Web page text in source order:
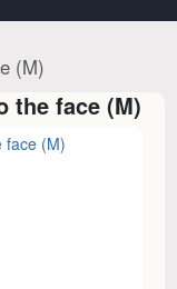
(M)
the face (M)